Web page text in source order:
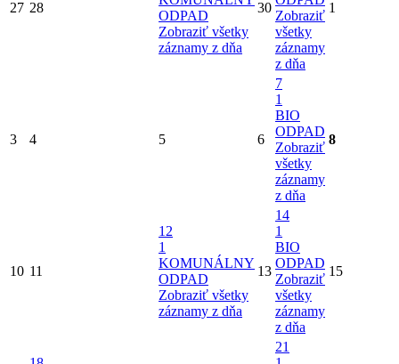
27 28
ODPAD
Zobraziť všetky
záznamy z dňa
30
Zobraziť
všetky
záznamy
z dňa
1
3 4 5 6
7
1
BIO
ODPAD
Zobraziť
všetky
záznamy
z dňa
8
10 11
12
1
KOMUNÁLNY
ODPAD
Zobraziť všetky
záznamy z dňa
13
14
1
BIO
ODPAD
Zobraziť
všetky
záznamy
z dňa
15
21